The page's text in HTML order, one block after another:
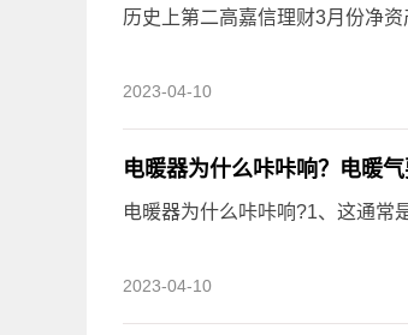
历史上第二高嘉信理财3月份净
2023-04-10
电暖器为什么咔咔响？电暖
电暖器为什么咔咔响?1、这通常
2023-04-10